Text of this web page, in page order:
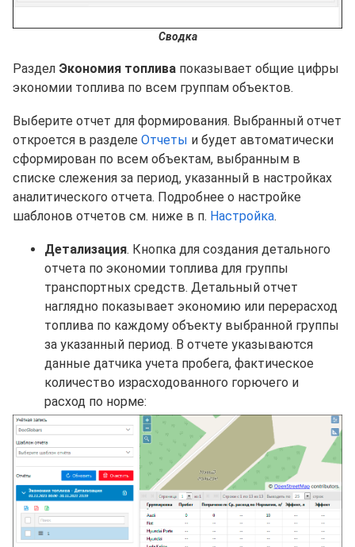
Сводка
Раздел Экономия топлива показывает общие цифры
экономии топлива по всем группам объектов.
Выберите отчет для формирования. Выбранный отчет
откроется в разделе Отчеты и будет автоматически
сформирован по всем объектам, выбранным в
списке слежения за период, указанный в настройках
аналитического отчета. Подробнее о настройке
шаблонов отчетов см. ниже в п. Настройка.
Детализация. Кнопка для создания детального
отчета по экономии топлива для группы
транспортных средств. Детальный отчет
наглядно показывает экономию или перерасход
топлива по каждому объекту выбранной группы
за указанный период. В отчете указываются
данные датчика учета пробега, фактическое
количество израсходованного горючего и
расход по норме: